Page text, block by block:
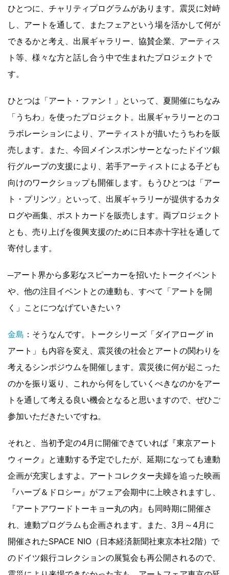
ひとつに、チャリティプログラムがあります。震災に対峙
し、アートを通して、またフェアという場を活かして何が
できるかと考え、出展ギャラリー、協賛企業、アーティス
ト等、様々な方と話し合う中で生まれたプロジェクトで
す。
ひとつは「アート・ファン！」といって、夏開催にちなみ
「うちわ」を使ったプロジェクト。出展ギャラリーとのコ
ラボレーションにより、アーティストが描いたうちわを販
売します。また、今回メインスポンサーとなったドイツ銀
行グループの支援により、若手アーティストによる子ども
向けのワークショップも開催します。もうひとつは「アー
ト・プリンツ」といって、出展ギャラリーが提供するカタ
ログや画集、ポストカードを販売します。両プロジェクト
とも、売り上げを復興支援のために日本赤十字社を通して
寄付します。
─アート界から多彩なスピーカーを招いたトークイベント
や、他の注目イベントとの連動も、すべて「アートを開
く」ことにつなげていきたい？
金島 ：そうなんです。トークシリーズ「ダイアローグ in
アート」も内容を変え、震災後の社会とアートの関わりを
考えるシンポジウムを開催します。震災後に何が起こった
のかを振り返り、これから何をしていくべきなのかをアー
トを通して考える良い機会となると思いますので、ぜひご
参加いただきたいですね。
それと、当初予定の4月に開催できていれば『東京アート
ウィーク』と連動する予定でしたが、延期になっても連動
企画が充実しますよ。アートコレクター夫婦を追った映画
『ハーブ＆ドロシー』がフェア会期中に上映されますし、
『アートアワードトーキョー丸の内』も同時期に開催さ
れ、連動プログラムも企画されます。また、3月～4月に
開催されたSPACE NIO（日本経済新聞社東京本社2階）で
のドイツ銀行コレクションの展覧会も再公開されるので、